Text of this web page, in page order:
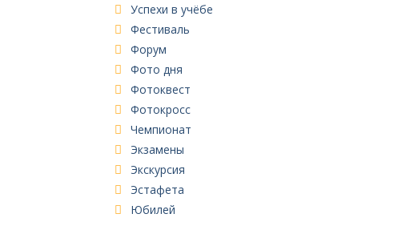
Успехи в учёбе
Фестиваль
Форум
Фото дня
Фотоквест
Фотокросс
Чемпионат
Экзамены
Экскурсия
Эстафета
Юбилей